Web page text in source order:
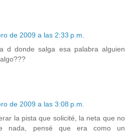
de 2009 a las 2:33 p.m.
d donde salga esa palabra alguien
de 2009 a las 3:08 p.m.
la pista que solicité, la neta que no
nada, pensé que era como un